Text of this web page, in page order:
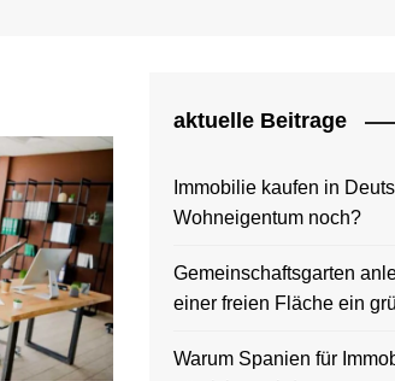
aktuelle Beitrage
Immobilie kaufen in
Wohneigentum noch?
Gemeinschaftsgarten
einer freien Fläche ein
Warum Spanien für